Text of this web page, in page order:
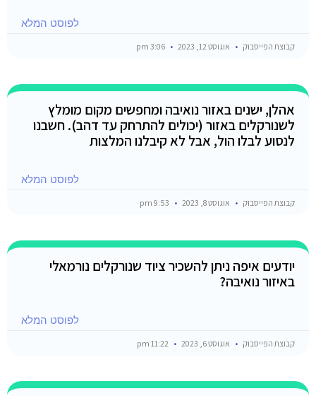
לפוסט המלא
קבוצת הפייסבוק אוגוסט 12, 2023
אהלן, ישנים באזור נואיבה ומחפשים מקום מומלץ
לשנורקלים באזור (יכולים להתרחק עד דהב). חשבנו
לנסוע לבלו הול, אבל לא קיבלנו המלצות
לפוסט המלא
קבוצת הפייסבוק אוגוסט 8, 2023
יודעים איפה ניתן להשכיר ציוד שנורקלים נורמאלי
באיזור נואיבה?
לפוסט המלא
קבוצת הפייסבוק אוגוסט 6, 2023